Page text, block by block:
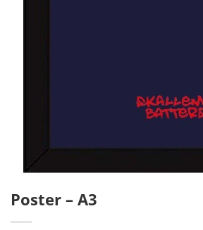
Poster – A3